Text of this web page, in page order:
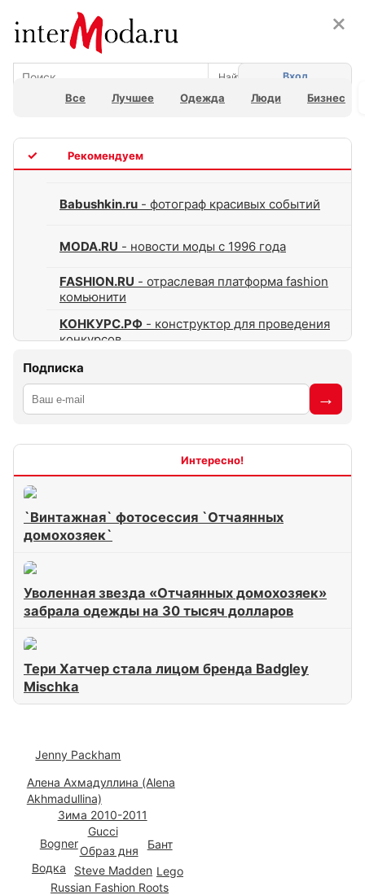
Все Лучшее Одежда Люди Бизнес
Вход
Babushkin.ru - фотограф красивых событий
MODA.RU - новости моды с 1996 года
FASHION.RU - отраслевая платформа fashion
комьюнити
КОНКУРС.РФ - конструктор для проведения
конкурсов
Подписка
`Винтажная` фотосессия `Отчаянных
домохозяек`
Уволенная звезда «Отчаянных домохозяек»
забрала одежды на 30 тысяч долларов
Тери Хатчер стала лицом бренда Badgley
Mischka
Gucci
Зима 2010-2011
Образ дня
Алена Ахмадуллина (Alena
Akhmadullina)
Steve Madden
Russian Fashion Roots
Bogner
Водка
Jenny Packham
Бант
Lego
×
×